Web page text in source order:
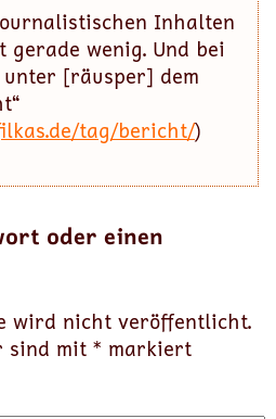
Inhalten
wenig. Und bei
[räusper] dem
tag/bericht/)
oder einen
wird nicht veröffentlicht.
sind mit * markiert